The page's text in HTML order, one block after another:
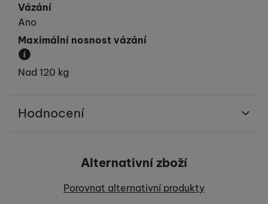
Vázání
Ano
Maximální nosnost vázání
Určuje maximální hmotnost lyžaře.
Nad 120 kg
Hodnocení
Recenze
Alternativní zboží
Porovnat alternativní produkty